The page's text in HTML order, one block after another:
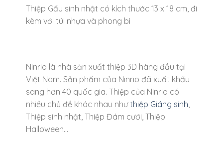
Thiệp Gấu sinh nhật có kích thước 13 x 18 cm, đi
kèm với túi nhựa và phong bì
Ninrio là nhà sản xuất thiệp 3D hàng đầu tại
Việt Nam. Sản phẩm của Ninrio đã xuất khẩu
sang hơn 40 quốc gia. Thiệp của Ninrio có
nhiều chủ đề khác nhau nhưthiệp Giáng sinh
Thiệp sinh nhật, Thiệp Đám cưới, Thiệp
Halloween…